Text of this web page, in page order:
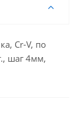
Cr-V, по
шаг 4мм,